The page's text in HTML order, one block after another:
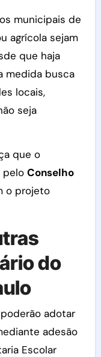
municipais de
agrícola sejam
que haja
medida busca
locais,
seja
que o
pelo Conselho
o projeto
do
adotar
adesão
Escolar